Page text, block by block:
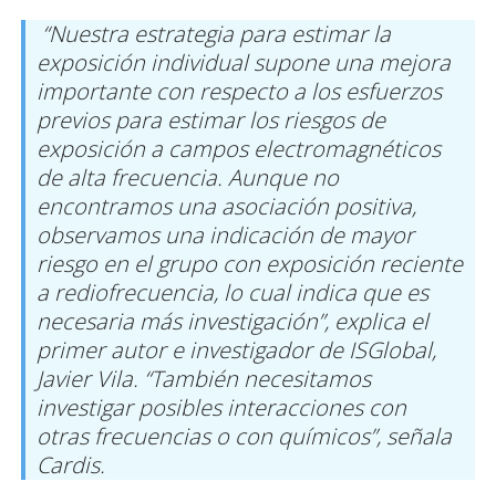
“Nuestra estrategia para estimar la
exposición individual supone una mejora
importante con respecto a los esfuerzos
previos para estimar los riesgos de
exposición a campos electromagnéticos
de alta frecuencia. Aunque no
encontramos una asociación positiva,
observamos una indicación de mayor
riesgo en el grupo con exposición reciente
a rediofrecuencia, lo cual indica que es
necesaria más investigación”, explica el
primer autor e investigador de ISGlobal,
Javier Vila. “También necesitamos
investigar posibles interacciones con
otras frecuencias o con químicos”, señala
Cardis.